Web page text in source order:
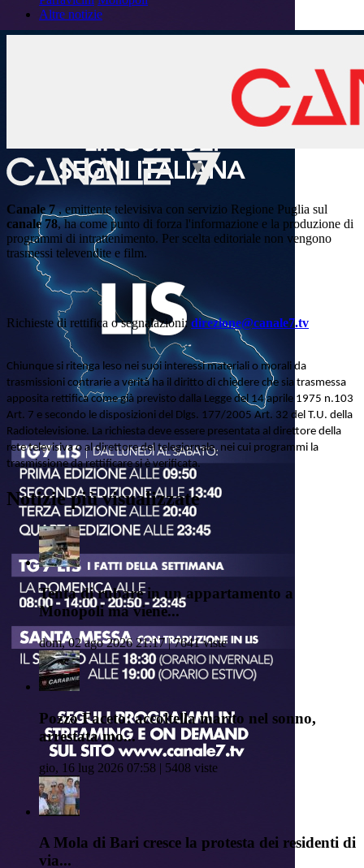
Altre notizie
Canale 7, emittente televisiva con servizio Regione Puglia sul
canale 78, ha come punto di forza l'informazione e la produzione di
programmi di intrattenimento. Per scelta editoriale non vengono
trasmessi televendite e film.
Richieste di rettifica o segnalazioni: direzione@canale7.tv
Chiunque si ritenga leso nei suoi interessi materiali o morali da
trasmissioni contrarie a verità ha il diritto di chiedere che sia trasmessa
apposita rettifica come già previsto dalla Legge del 14 aprile 1975 n.103
Art. 7 e secondo le disposizioni del Dlgs. 177/2005 Art. 32 del T.U. della
Radiotelevisione. La richiesta deve essere presentata al direttore della
rete televisiva o al direttore del telegiornale, nei cui programmi la
trasmissione da rettificare si è verificata.
Notizie più visualizzate
Tenta di rubare in un appartamento a
Monopoli ma viene...
dom, 02 ago 2026 21:17 | 7641 viste
Pozzo Faceto: accoltella marito nel sonno,
arrestata mo...
gio, 16 lug 2026 07:58 | 5408 viste
A Mola di Bari cresce la protesta dei residenti di
via...